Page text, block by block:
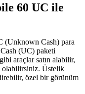
60 UC ile
(Unknown Cash) para
(UC) paketi
araçlar satın alabilir,
olabilirsiniz. Üstelik
özel bir görünüm